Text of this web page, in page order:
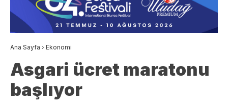
Ana Sayfa › Ekonomi
Asgari ücret maratonu
başlıyor